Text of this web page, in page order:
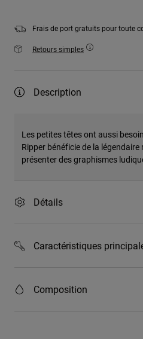
Frais de port gratuits pour toute
Retours simples
Description
Les petites têtes ont aussi
Ripper bénéficie de la
présenter des graphismes
Détails
Caractéristiques
Composition